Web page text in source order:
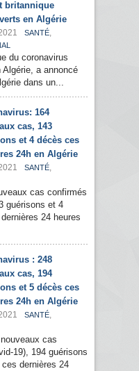
britannique
en Algérie
SANTÉ,
du coronavirus
a annoncé
dans un...
164
cas, 143
et 4 décès ces
24h en Algérie
SANTÉ,
cas confirmés
guérisons et 4
24 heures
: 248
cas, 194
et 5 décès ces
24h en Algérie
SANTÉ,
cas
19), 194 guérisons
dernières 24